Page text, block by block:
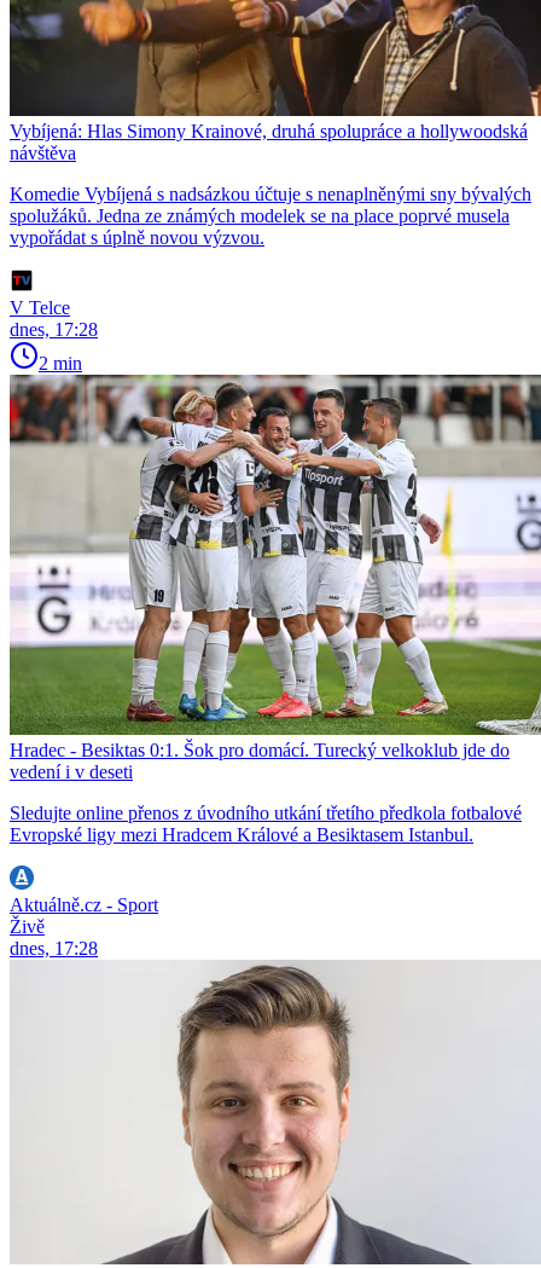
Vybíjená: Hlas Simony Krainové, druhá spolupráce a hollywoodská
návštěva
Komedie Vybíjená s nadsázkou účtuje s nenaplněnými sny bývalých
spolužáků. Jedna ze známých modelek se na place poprvé musela
vypořádat s úplně novou výzvou.
V Telce
dnes, 17:28
2 min
Hradec - Besiktas 0:1. Šok pro domácí. Turecký velkoklub jde do
vedení i v deseti
Sledujte online přenos z úvodního utkání třetího předkola fotbalové
Evropské ligy mezi Hradcem Králové a Besiktasem Istanbul.
Aktuálně.cz - Sport
Živě
dnes, 17:28